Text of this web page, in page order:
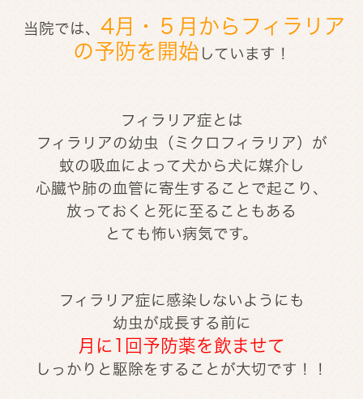
当院では、 4月・５月からフィラリア
の予防を開始 しています！
フィラリア症とは
フィラリアの幼虫（ミクロフィラリア）が
蚊の吸血によって犬から犬に媒介し
心臓や肺の血管に寄生することで起こり、
放っておくと死に至ることもある
とても怖い病気です。
フィラリア症に感染しないようにも
幼虫が成長する前に
月に1回予防薬を飲ませて
しっかりと駆除をすることが大切です！！